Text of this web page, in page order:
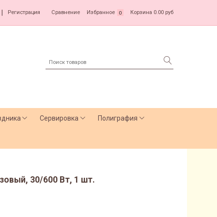
Регистрация Сравнение Избранное 0 Корзина 0.00 руб
Сервировка Полиграфия
30/600 Вт, 1 шт.